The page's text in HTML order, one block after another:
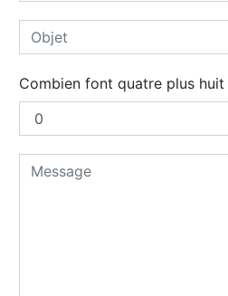
Combien font quatre plus huit